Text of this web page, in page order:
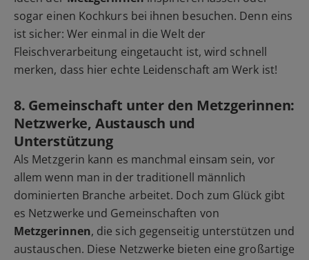
sogar einen Kochkurs bei ihnen besuchen. Denn eins
ist sicher: Wer einmal in die Welt der
Fleischverarbeitung eingetaucht ist, wird schnell
merken, dass hier echte Leidenschaft am Werk ist!
8. Gemeinschaft unter den Metzgerinnen:
Netzwerke, Austausch und
Unterstützung
Als Metzgerin kann es manchmal einsam sein, vor
allem wenn man in der traditionell männlich
dominierten Branche arbeitet. Doch zum Glück gibt
es Netzwerke und Gemeinschaften von
Metzgerinnen, die sich gegenseitig unterstützen und
austauschen. Diese Netzwerke bieten eine großartige